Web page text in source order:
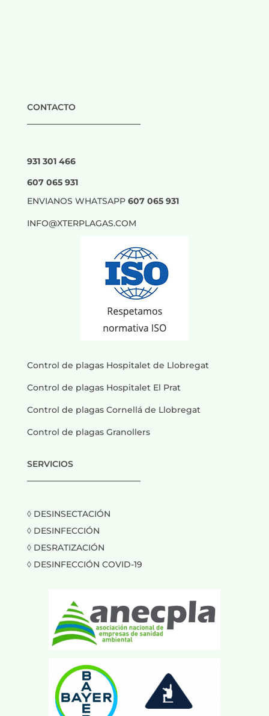
CONTACTO
931 301 466
607 065 931
ENVIANOS WHATSAPP 607 065 931
INFO@XTERPLAGAS.COM
Control de plagas Hospitalet de Llobregat
Control de plagas Hospitalet El Prat
Control de plagas Cornellá de Llobregat
Control de plagas Granollers
SERVICIOS
◊ DESINSECTACIÓN
◊ DESINFECCIÓN
◊ DESRATIZACIÓN
◊ DESINFECCIÓN COVID-19